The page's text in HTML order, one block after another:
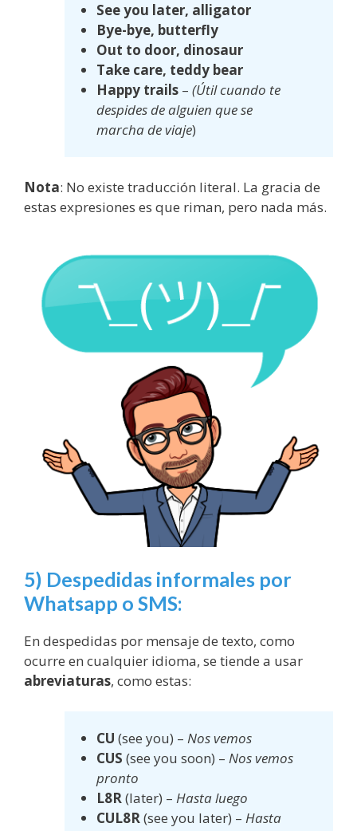
See you later, alligator
Bye-bye, butterfly
Out to door, dinosaur
Take care, teddy bear
Happy trails – (Útil cuando te
despides de alguien que se
marcha de viaje)
Nota: No existe traducción literal. La gracia de
estas expresiones es que riman, pero nada más.
5) Despedidas informales por
Whatsapp o SMS:
En despedidas por mensaje de texto, como
ocurre en cualquier idioma, se tiende a usar
abreviaturas, como estas:
CU(see you) –Nos vemos
CUS(see you soon) –Nos vemos
pronto
L8R(later) –Hasta luego
CUL8R(see you later) –Hasta